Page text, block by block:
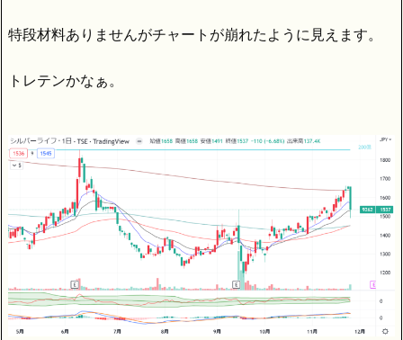
特段材料ありませんがチャートが崩れたように見えます。
トレテンかなぁ。